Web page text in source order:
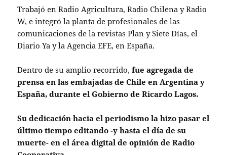
Trabajó en Radio Agricultura, Radio Chilena y Radio
W, e integró la planta de profesionales de las
comunicaciones de la revistas Plan y Siete Días, el
Diario Ya y la Agencia EFE, en España.
Dentro de su amplio recorrido,fue agregada de
prensa en las embajadas de Chile en Argentina y
España, durante el Gobierno de Ricardo Lagos.
Su dedicación hacia el periodismo la hizo pasar el
último tiempo editando -y hasta el día de su
muerte- en el área digital de opinión de Radio